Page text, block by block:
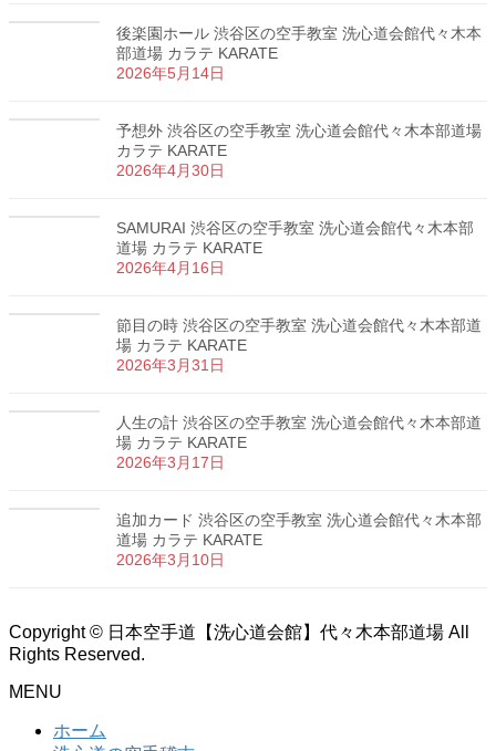
後楽園ホール 渋谷区の空手教室 洗心道会館代々木本
部道場 カラテ KARATE
2026年5月14日
予想外 渋谷区の空手教室 洗心道会館代々木本部道場
カラテ KARATE
2026年4月30日
SAMURAI 渋谷区の空手教室 洗心道会館代々木本部
道場 カラテ KARATE
2026年4月16日
節目の時 渋谷区の空手教室 洗心道会館代々木本部道
場 カラテ KARATE
2026年3月31日
人生の計 渋谷区の空手教室 洗心道会館代々木本部道
場 カラテ KARATE
2026年3月17日
追加カード 渋谷区の空手教室 洗心道会館代々木本部
道場 カラテ KARATE
2026年3月10日
Copyright © 日本空手道【洗心道会館】代々木本部道場 All
Rights Reserved.
MENU
ホーム